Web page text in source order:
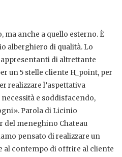
anche a quello esterno. È
alberghiero di qualità. Lo
di altrettante
un 5 stelle cliente H_point, per
realizzare l’aspettativa
e soddisfacendo,
Parola di Licinio
del meneghino Chateau
pensato di realizzare un
al contempo di offrire al cliente